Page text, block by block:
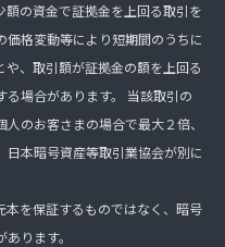
の資金で証拠金を上回る取引を
格変動等により短期間のうちに
、取引額が証拠金の額を上回る
場合があります。 当該取引の
のお客さまの場合で最大２倍、
本暗号資産等取引業協会が別に
を保証するものではなく、暗号
ります。